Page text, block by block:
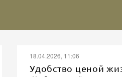
18.04.2026, 11:06
Удобство ценой